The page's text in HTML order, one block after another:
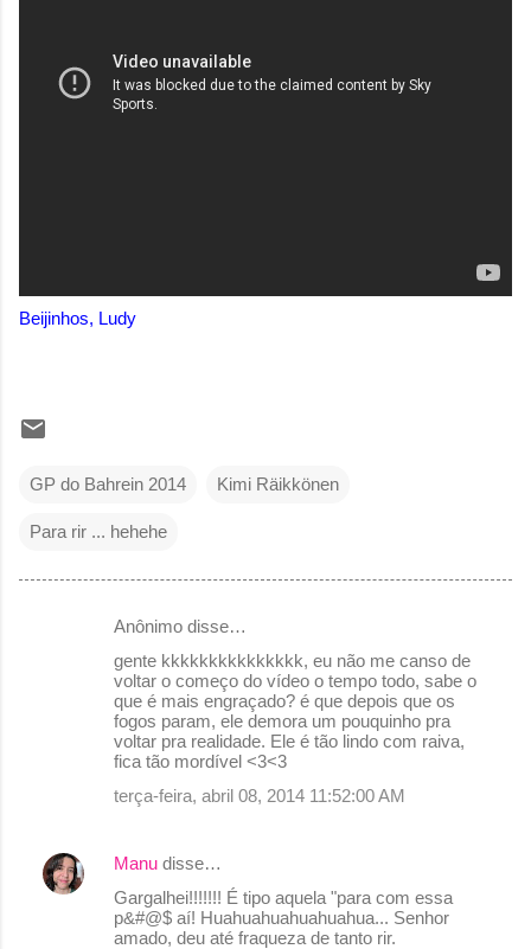
Beijinhos, Ludy
GP do Bahrein 2014 Kimi Räikkönen
Para rir ... hehehe
r
Anônimo disse…
gente kkkkkkkkkkkkkkk, eu não me canso de
voltar o começo do vídeo o tempo todo, sabe o
que é mais engraçado? é que depois que os
fogos param, ele demora um pouquinho pra
voltar pra realidade. Ele é tão lindo com raiva,
fica tão mordível <3<3
terça-feira, abril 08, 2014 11:52:00 AM
Manu disse…
Gargalhei!!!!!!! É tipo aquela "para com essa
p&#@$ aí! Huahuahuahuahuahua... Senhor
amado, deu até fraqueza de tanto rir.